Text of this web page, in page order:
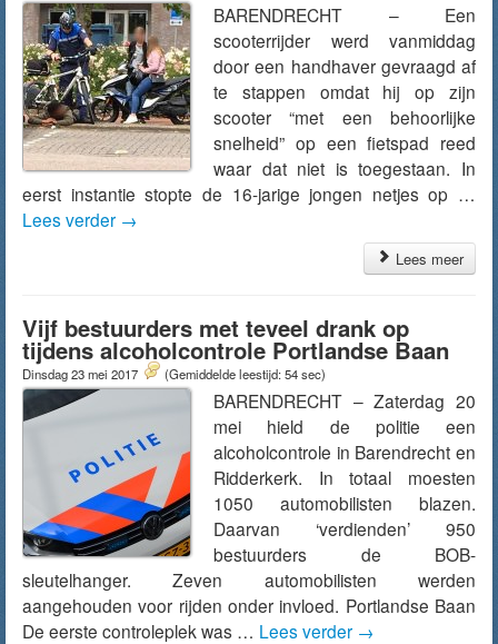
BARENDRECHT – Een
scooterrijder werd vanmiddag
door een handhaver gevraagd af
te stappen omdat hij op zijn
scooter “met een behoorlijke
snelheid” op een fietspad reed
waar dat niet is toegestaan. In
eerst instantie stopte de 16-jarige jongen netjes op …
Lees verder →
Lees meer
Vijf bestuurders met teveel drank op
tijdens alcoholcontrole Portlandse Baan
Dinsdag 23 mei 2017 (Gemiddelde leestijd: 54 sec)
BARENDRECHT – Zaterdag 20
mei hield de politie een
alcoholcontrole in Barendrecht en
Ridderkerk. In totaal moesten
1050 automobilisten blazen.
Daarvan ‘verdienden’ 950
bestuurders de BOB-
sleutelhanger. Zeven automobilisten werden
aangehouden voor rijden onder invloed. Portlandse Baan
De eerste controleplek was … Lees verder →